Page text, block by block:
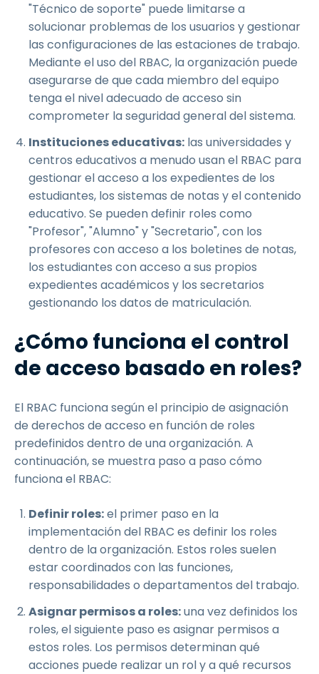
"Técnico de soporte" puede limitarse a
solucionar problemas de los usuarios y gestionar
las configuraciones de las estaciones de trabajo.
Mediante el uso del RBAC, la organización puede
asegurarse de que cada miembro del equipo
tenga el nivel adecuado de acceso sin
comprometer la seguridad general del sistema.
Instituciones educativas: las universidades y
centros educativos a menudo usan el RBAC para
gestionar el acceso a los expedientes de los
estudiantes, los sistemas de notas y el contenido
educativo. Se pueden definir roles como
"Profesor", "Alumno" y "Secretario", con los
profesores con acceso a los boletines de notas,
los estudiantes con acceso a sus propios
expedientes académicos y los secretarios
gestionando los datos de matriculación.
¿Cómo funciona el control
de acceso basado en roles?
El RBAC funciona según el principio de asignación
de derechos de acceso en función de roles
predefinidos dentro de una organización. A
continuación, se muestra paso a paso cómo
funciona el RBAC:
Definir roles:el primer paso en la
implementación del RBAC es definir los roles
dentro de la organización. Estos roles suelen
estar coordinados con las funciones,
responsabilidades o departamentos del trabajo.
Asignar permisos a roles:una vez definidos los
roles, el siguiente paso es asignar permisos a
estos roles. Los permisos determinan qué
acciones puede realizar un rol y a qué recursos